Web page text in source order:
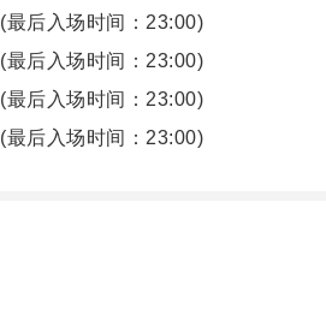
(最后入场时间：23:00)
(最后入场时间：23:00)
(最后入场时间：23:00)
(最后入场时间：23:00)